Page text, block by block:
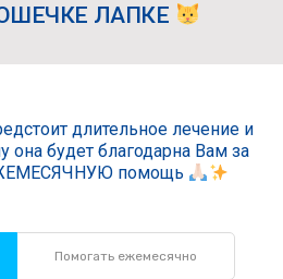
ЛАПКЕ
длительное лечение и
будет благодарна Вам за
помощь
Помогать ежемесячно